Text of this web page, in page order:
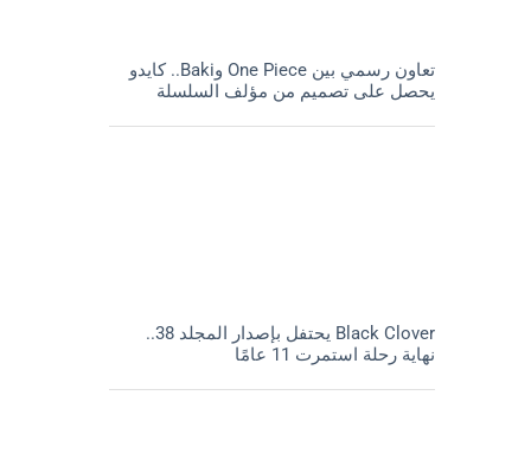
تعاون رسمي بين One Piece وBaki.. كايدو
يحصل على تصميم من مؤلف السلسلة
Black Clover يحتفل بإصدار المجلد 38..
نهاية رحلة استمرت 11 عامًا